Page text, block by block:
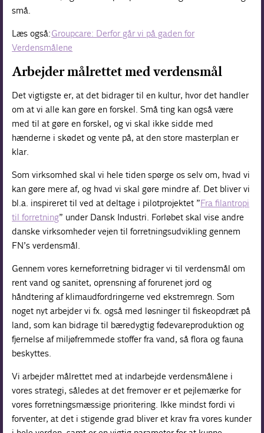
små.
Læs også:Groupcare: Derfor går vi på gaden for
Verdensmålene
Arbejder målrettet med verdensmål
Det vigtigste er, at det bidrager til en kultur, hvor det handler
om at vi alle kan gøre en forskel. Små ting kan også være
med til at gøre en forskel, og vi skal ikke sidde med
hænderne i skødet og vente på, at den store masterplan er
klar.
Som virksomhed skal vi hele tiden spørge os selv om, hvad vi
kan gøre mere af, og hvad vi skal gøre mindre af. Det bliver vi
bl.a. inspireret til ved at deltage i pilotprojektet ”Fra filantropi
til forretning” under Dansk Industri. Forløbet skal vise andre
danske virksomheder vejen til forretningsudvikling gennem
FN’s verdensmål.
Gennem vores kerneforretning bidrager vi til verdensmål om
rent vand og sanitet, oprensning af forurenet jord og
håndtering af klimaudfordringerne ved ekstremregn. Som
noget nyt arbejder vi fx. også med løsninger til fiskeopdræt på
land, som kan bidrage til bæredygtig fødevareproduktion og
fjernelse af miljøfremmede stoffer fra vand, så flora og fauna
beskyttes.
Vi arbejder målrettet med at indarbejde verdensmålene i
vores strategi, således at det fremover er et pejlemærke for
vores forretningsmæssige prioritering. Ikke mindst fordi vi
forventer, at det i stigende grad bliver et krav fra vores kunder